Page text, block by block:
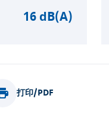
16 dB(A)
打印/PDF